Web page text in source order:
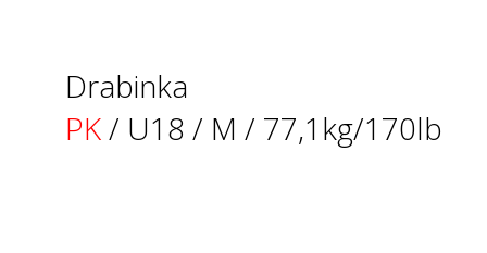
Drabinka
PK/ U18 / M / 77,1kg/170lb